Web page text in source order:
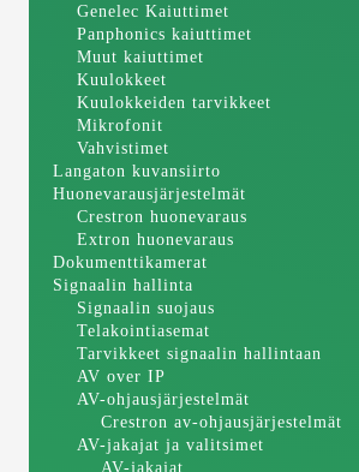
Genelec Kaiuttimet
Panphonics kaiuttimet
Muut kaiuttimet
Kuulokkeet
Kuulokkeiden tarvikkeet
Mikrofonit
Vahvistimet
Langaton kuvansiirto
Huonevarausjärjestelmät
Crestron huonevaraus
Extron huonevaraus
Dokumenttikamerat
Signaalin hallinta
Signaalin suojaus
Telakointiasemat
Tarvikkeet signaalin hallintaan
AV over IP
AV-ohjausjärjestelmät
Crestron av-ohjausjärjestelmät
AV-jakajat ja valitsimet
AV-jakajat